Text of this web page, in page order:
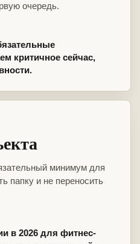
очередь.
критичное сейчас,
минимум для
папку и не переносить
в 2026 для фитнес-